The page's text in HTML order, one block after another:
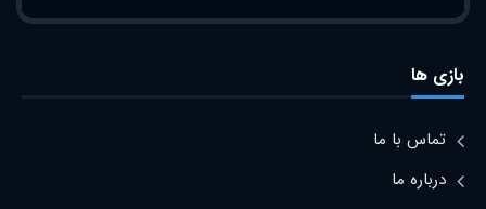
بازی ها
تماس با ما
درباره ما